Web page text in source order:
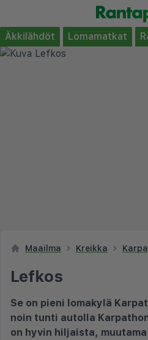
Äkkilähdöt Lomamatkat
Maailma Kreikka
Lefkos
Se on pieni lomakylä
noin tunti autolla
on hyvin hiljaista,